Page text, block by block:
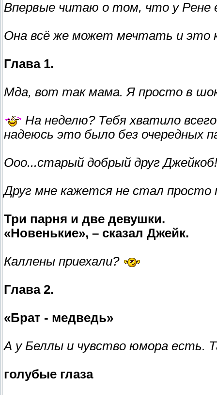
Впервые читаю о том, что у Рене
Она всё же может мечтать и это
Глава 1.
Мда, вот так мама. Я просто в
На неделю? Тебя хватило
надеюсь это было без очередных
Ооо...старый добрый друг
Друг мне кажется не стал
Три парня и две девушки.
«Новенькие», – сказал Джейк.
Каллены приехали?
Глава 2.
«Брат - медведь»
А у Беллы и чувство юмора есть.
голубые глаза